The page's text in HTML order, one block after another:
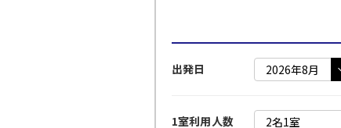
出発日
1室利用人数